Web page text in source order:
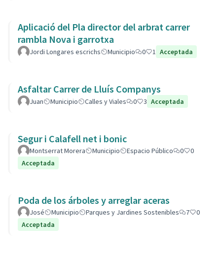
Aplicació del Pla director del arbrat carrer
rambla Nova i garrotxa
Jordi Longares escrichs Municipio 0 1 Acceptada
Asfaltar Carrer de Lluís Companys
Juan Municipio Calles y Viales 0 3 Acceptada
Segur i Calafell net i bonic
Montserrat Morera Municipio Espacio Público 0
0
Acceptada
Poda de los árboles y arreglar aceras
José Municipio Parques y Jardines Sostenibles 7
0
Acceptada